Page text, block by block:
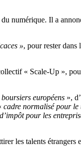
numérique. Il a
», pour rester dans
« Scale-Up »,
européens »,
cadre normalisé pour le
pour les
les talents étrangers